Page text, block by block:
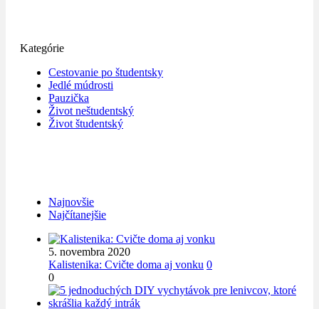
Kategórie
Cestovanie po študentsky
Jedlé múdrosti
Pauzička
Život neštudentský
Život študentský
Najnovšie
Najčítanejšie
5. novembra 2020
Kalistenika: Cvičte doma aj vonku 0
0